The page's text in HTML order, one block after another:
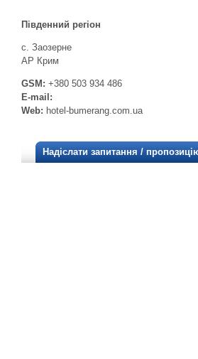
Південний регіон
с. Заозерне
АР Крим
GSM: +380 503 934 486
E-mail:
Web: hotel-bumerang.com.ua
Надіслати запитання /